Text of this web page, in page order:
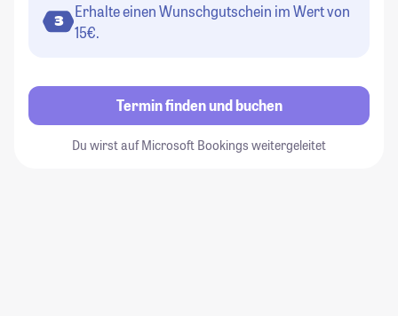
3
Erhalte einen Wunschgutschein im Wert von
15€.
Termin finden und buchen
Du wirst auf Microsoft Bookings weitergeleitet